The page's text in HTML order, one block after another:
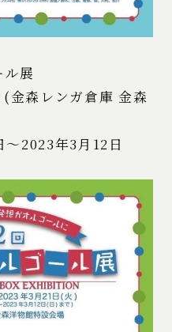
展
金森レンガ倉庫 金森
2023年3月12日